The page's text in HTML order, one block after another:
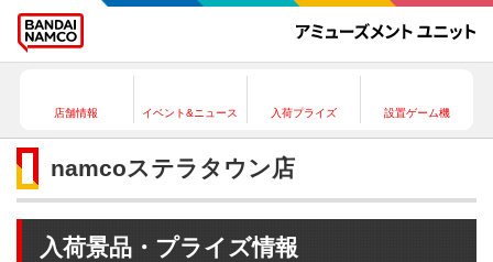
店舗情報 イベント&ニュース 入荷プライズ 設置ゲーム機
namcoステラタウン店
入荷景品・プライズ情報